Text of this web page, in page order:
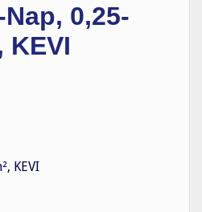
0,25-
KEVI
KEVI